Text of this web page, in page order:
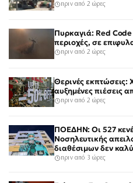
πριν από 2 ώρες
Πυρκαγιά: Red Code
περιοχές, σε
πριν από 2 ώρες
Θερινές εκπτώσεις:
αυξημένες πιέσεις
πριν από 2 ώρες
ΠΟΕΔΗΝ: Οι 527
Νοσηλευτικής
διαθέσιμων δεν
πριν από 3 ώρες